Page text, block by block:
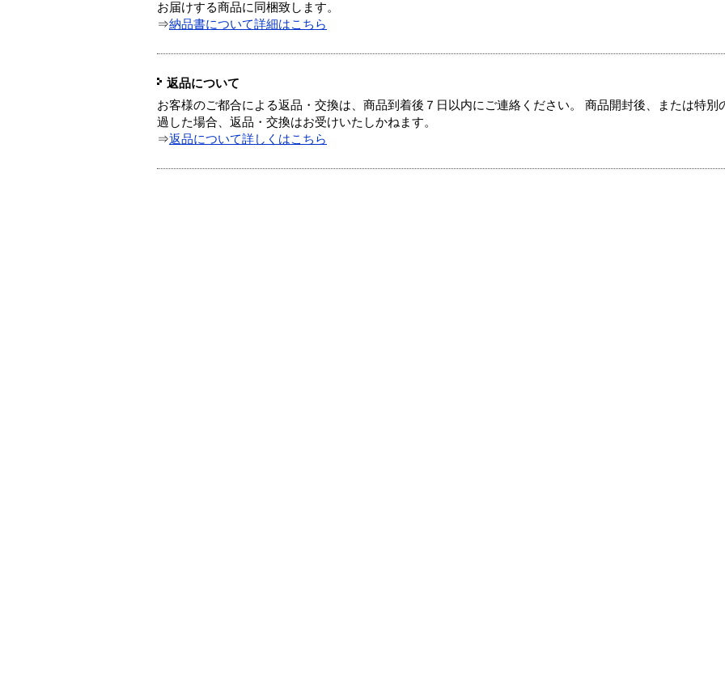
お届けする商品に同梱致します。
⇒納品書について詳細はこちら
返品について
お客様のご都合による返品・交換は、商品到着後７日以内にご連絡ください。 商品開封後、または特別
過した場合、返品・交換はお受けいたしかねます。
⇒返品について詳しくはこちら